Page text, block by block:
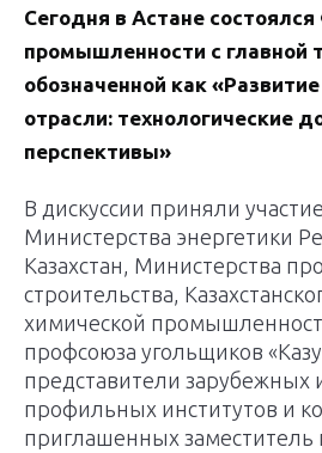
Сегодня в Астане
промышленности с главной
обозначенной как
отрасли: технологические
перспективы»
В дискуссии приняли
Министерства энергетики
Казахстан, Министерства
строительства,
химической
профсоюза угольщиков
представители зарубежных
профильных институтов и
приглашенных заместитель